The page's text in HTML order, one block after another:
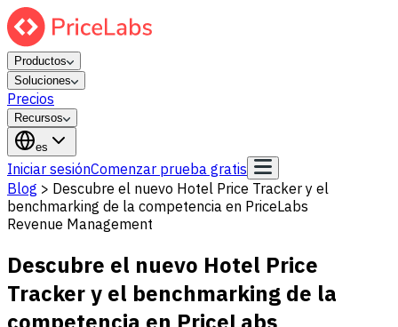
Productos
Soluciones
Precios
Recursos
es
Iniciar sesiónComenzar prueba gratis
Blog > Descubre el nuevo Hotel Price Tracker y el
benchmarking de la competencia en PriceLabs
Revenue Management
Descubre el nuevo Hotel Price
Tracker y el benchmarking de la